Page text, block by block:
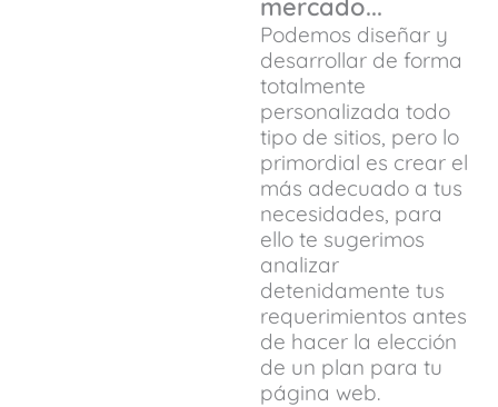
Podemos diseñar y
desarrollar de forma
totalmente
personalizada todo
tipo de sitios, pero lo
primordial es crear el
más adecuado a tus
necesidades, para
ello te sugerimos
analizar
detenidamente tus
requerimientos antes
de hacer la elección
de un plan para tu
página web.